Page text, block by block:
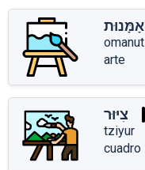
אָמָּנוּת
omanut
arte
צִיּוּר
tziyur
cuadro